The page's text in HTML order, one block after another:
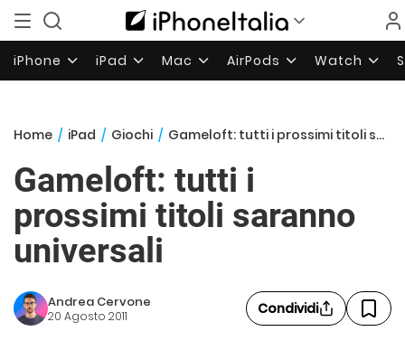
iPhone iPad Mac AirPods Watch
Home / iPad / Giochi / Gameloft: tutti i prossimi titoli saranno universali
Gameloft: tutti i
prossimi titoli saranno
universali
Andrea Cervone
20 Agosto 2011 Condividi